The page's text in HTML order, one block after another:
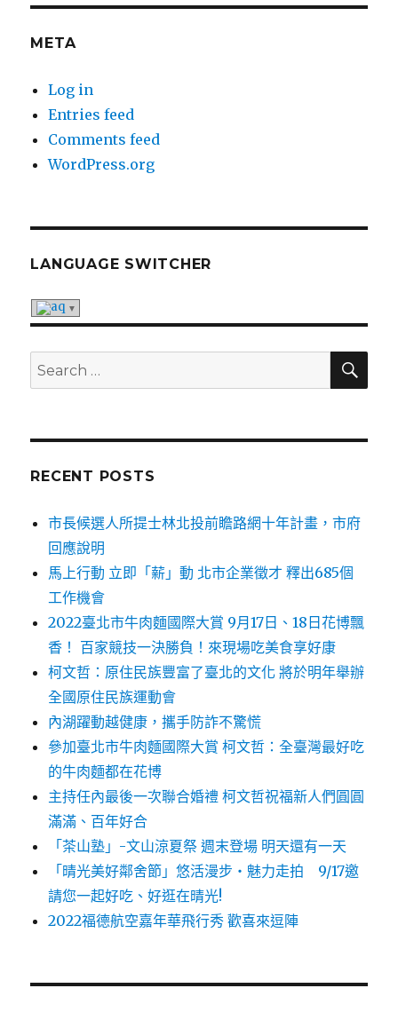
META
Log in
Entries feed
Comments feed
WordPress.org
LANGUAGE SWITCHER
Search
for:
RECENT POSTS
市長候選人所提士林北投前瞻路網十年計畫，市府
回應說明
馬上行動 立即「薪」動 北市企業徵才 釋出685個
工作機會
2022臺北市牛肉麵國際大賞 9月17日、18日花博飄
香！ 百家競技一決勝負！來現場吃美食享好康
柯文哲：原住民族豐富了臺北的文化 將於明年舉辦
全國原住民族運動會
內湖躍動越健康，攜手防詐不驚慌
參加臺北市牛肉麵國際大賞 柯文哲：全臺灣最好吃
的牛肉麵都在花博
主持任內最後一次聯合婚禮 柯文哲祝福新人們圓圓
滿滿、百年好合
「茶山塾」-文山涼夏祭 週末登場 明天還有一天
「晴光美好鄰舍節」悠活漫步‧魅力走拍 9/17邀
請您一起好吃、好逛在晴光!
2022福德航空嘉年華飛行秀 歡喜來逗陣